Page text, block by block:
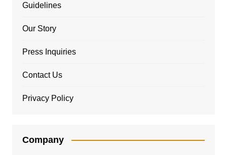
Guidelines
Our Story
Press Inquiries
Contact Us
Privacy Policy
Company